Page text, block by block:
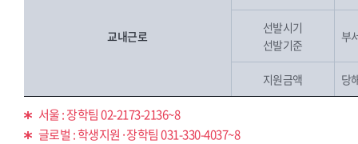
교내근로
선발시기
선발기준
부
지원금액 당
서울 : 장학팀 02-2173-2136~8
글로벌 : 학생지원·장학팀 031-330-4037~8